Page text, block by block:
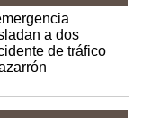
a dos
de tráfico